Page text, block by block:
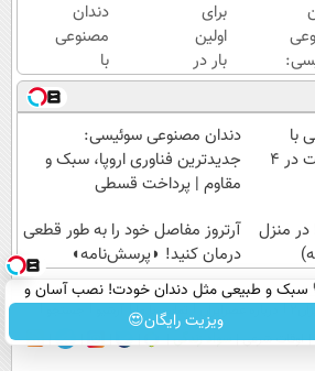
اینجا
سریع
بفروشش
برای
اولین
بار در
ایران
🇮🇷
این
دکتر
کرم
کننده
23
روزه
ساخت!
دندان
مصنوعی
با
تکنولوژی
دیجیتال
سوئیسی
🇨🇭
با
تکنولوژی دیجیتال | پرداخت در 4
دندان مصنوعی سوئیسی:
جدیدترین فناوری اروپا، سبک و
مقاوم | پرداخت قسطی
منزل
آرتروز مفاصل خود را به طور قطعی
درمان کنید! ◗پرسش‌نامه◖
سبک و طبیعی مثل دندان خودت! نصب آسان و
پرداخت اقساطی 💳 📍 تهران
ویزیت رایگان😍
تماس با ما
اوقات شرعی سواد زندگی